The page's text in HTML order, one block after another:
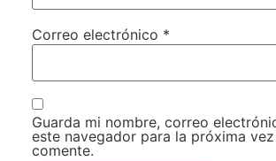
Correo electrónico *
Guarda mi nombre, correo
este navegador para la próxima
comente.